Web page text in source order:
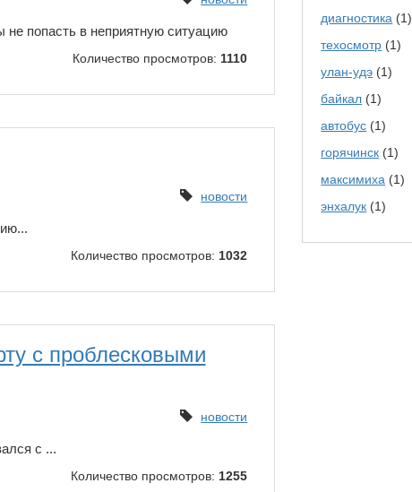
диагностика (1)
техосмотр (1)
улан-удэ (1)
байкал (1)
автобус (1)
горячинск (1)
максимиха (1)
энхалук (1)
попасть в неприятную ситуацию
Количество просмотров: 1110
новости
Количество просмотров: 1032
с проблесковыми
новости
с ...
Количество просмотров: 1255